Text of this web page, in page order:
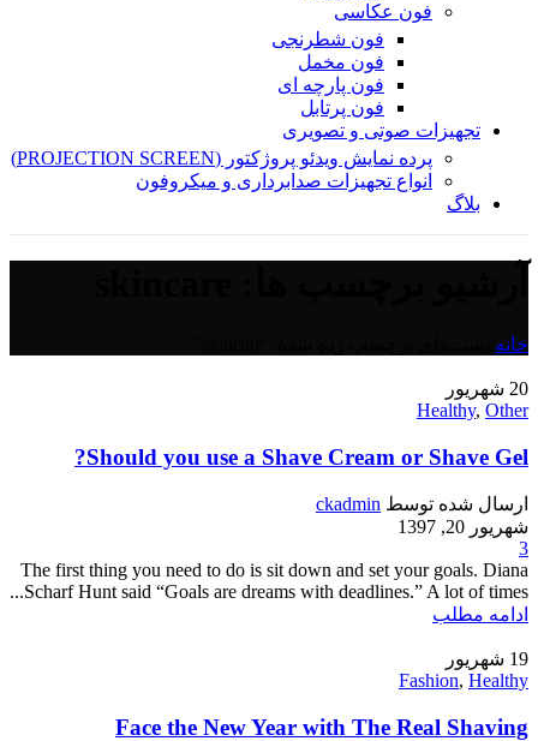
فون عکاسی
فون شطرنجی
فون مخمل
فون پارچه ای
فون پرتابل
تجهیزات صوتی و تصویری
پرده نمایش ویدئو پروژکتور (PROJECTION SCREEN)
انواع تجهیزات صدابرداری و میکروفون
بلاگ
خانه
20 شهریور
Healthy, Other
Should you use a Shave Cream or Shave Gel?
ارسال شده توسط ckadmin
شهریور 20, 1397
3
The first thing you need to do is sit down and set your goals. Diana
Scharf Hunt said “Goals are dreams with deadlines.” A lot of times...
ادامه مطلب
19 شهریور
Fashion, Healthy
Face the New Year with The Real Shaving